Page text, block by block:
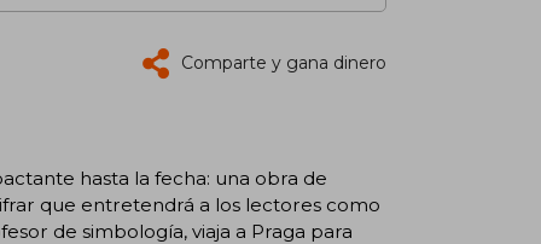
Comparte y gana dinero
hasta la fecha: una obra de
que entretendrá a los lectores como
de simbología, viaja a Praga para